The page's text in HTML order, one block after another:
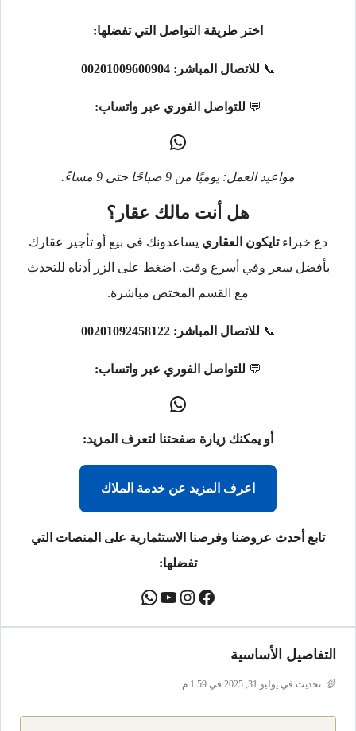
اختر طريقة التواصل التي تفضلها:
📞 للاتصال المباشر: 00201009600904
💬 للتواصل الفوري عبر واتساب:
مواعيد العمل: يوميًا من 9 صباحًا حتى 9 مساءً.
هل أنت مالك عقار؟
دع خبراءتايكون العقاري يساعدونك في بيع أو تأجير عقارك
بأفضل سعر وفي أسرع وقت. اضغط على الزر أدناه للتحدث
مع القسم المختص مباشرة.
📞 للاتصال المباشر: 00201092458122
💬 للتواصل الفوري عبر واتساب:
أو يمكنك زيارة صفحتنا لتعرف المزيد:
اعرف المزيد عن خدمة الملاك
تابع أحدث عروضنا وفرصنا الاستثمارية على المنصات التي
تفضلها:
التفاصيل الأساسية
تحديث في يوليو 31, 2025 في 1:59 م